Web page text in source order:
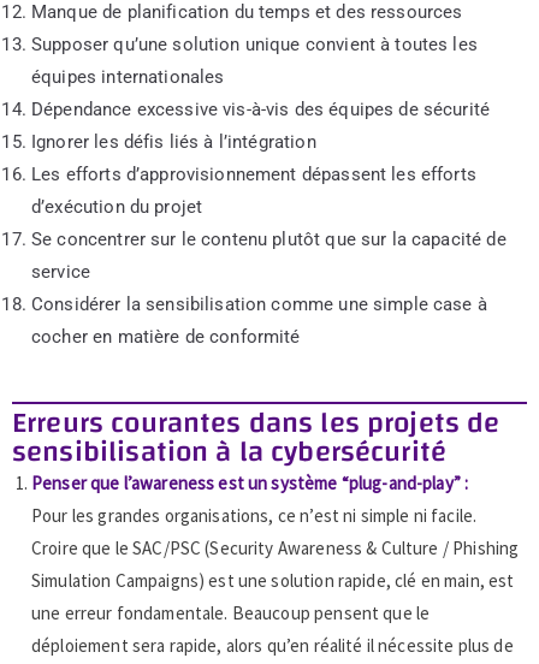
Manque de planification du temps et des ressources
Supposer qu’une solution unique convient à toutes les
équipes internationales
Dépendance excessive vis-à-vis des équipes de sécurité
Ignorer les défis liés à l’intégration
Les efforts d’approvisionnement dépassent les efforts
d’exécution du projet
Se concentrer sur le contenu plutôt que sur la capacité de
service
Considérer la sensibilisation comme une simple case à
cocher en matière de conformité
Erreurs courantes dans les projets de
sensibilisation à la cybersécurité
Penser que l’awareness est un système “plug-and-play” :
Pour les grandes organisations, ce n’est ni simple ni facile.
Croire que le SAC/PSC (Security Awareness & Culture / Phishing
Simulation Campaigns) est une solution rapide, clé en main, est
une erreur fondamentale. Beaucoup pensent que le
déploiement sera rapide, alors qu’en réalité il nécessite plus de